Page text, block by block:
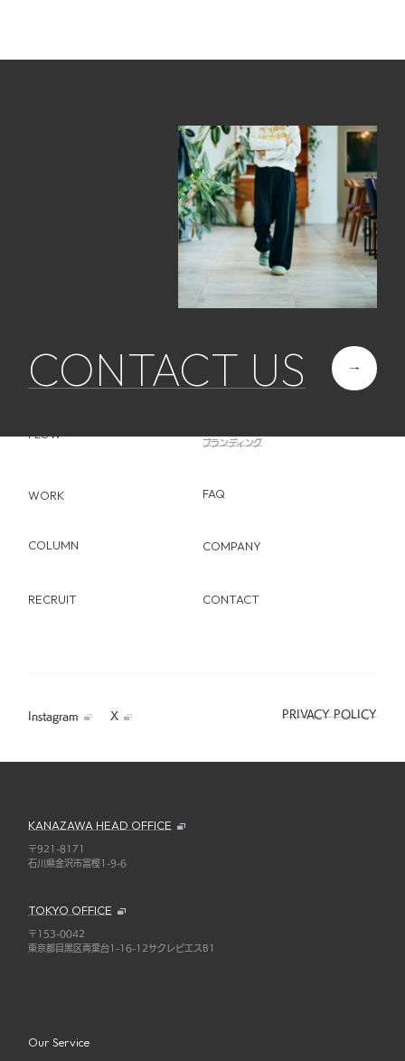
CONTACT US
ABOUT
FLOW
SERVICE
ブランディング
FAQ
WORK
COLUMN COMPANY
RECRUIT CONTACT
Instagram X PRIVACY POLICY
KANAZAWA HEAD OFFICE
〒921-8171
石川県金沢市富樫1-9-6
TOKYO OFFICE
〒153-0042
東京都目黒区青葉台1-16-12サクレピエスB1
Our Service